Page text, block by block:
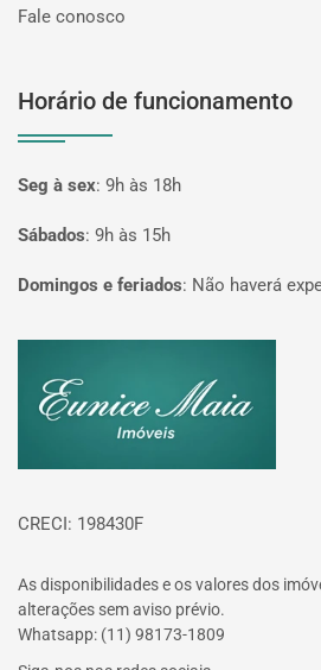
Fale conosco
Horário de funcionamento
Seg à sex: 9h às 18h
Sábados: 9h às 15h
Domingos e feriados: Não haverá
CRECI: 198430F
As disponibilidades e os valores dos
alterações sem aviso prévio.
Whatsapp: (11) 98173-1809